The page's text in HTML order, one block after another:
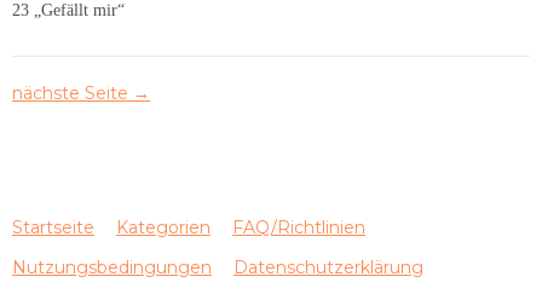
23 „Gefällt mir“
nächste Seite →
Startseite Kategorien
FAQ/Richtlinien
Nutzungsbedingungen
Datenschutzerklärung